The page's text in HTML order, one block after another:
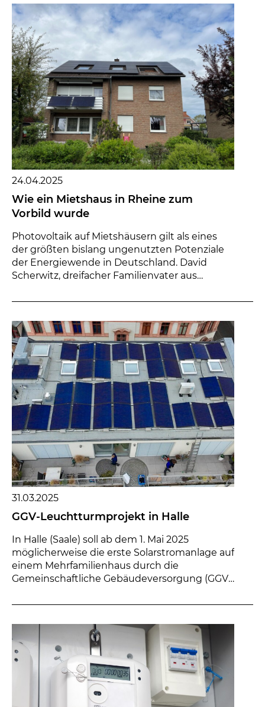
24.04.2025
Wie ein Mietshaus in Rheine zum
Vorbild wurde
Photovoltaik auf Mietshäusern gilt als eines
der größten bislang ungenutzten Potenziale
der Energiewende in Deutschland. David
Scherwitz, dreifacher Familienvater aus
31.03.2025
GGV-Leuchtturmprojekt in Halle
In Halle (Saale) soll ab dem 1. Mai 2025
möglicherweise die erste Solarstromanlage auf
einem Mehrfamilienhaus durch die
Gemeinschaftliche Gebäudeversorgung (GGV)